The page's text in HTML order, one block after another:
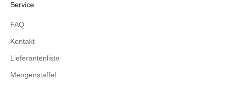
Service
FAQ
Kontakt
Lieferantenliste
Mengenstaffel